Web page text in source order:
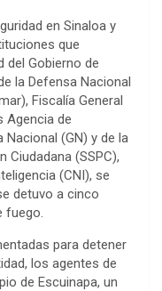
en Sinaloa y
que
del Gobierno de
la Defensa Nacional
Fiscalía General
Agencia de
Nacional (GN) y de la
Ciudadana (SSPC),
(CNI), se
detuvo a cinco
fuego.
para detener
los agentes de
de Escuinapa, un